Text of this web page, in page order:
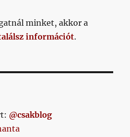
minket, akkor a
információt.
@csakblog